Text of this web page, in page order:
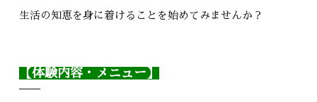
生活の知恵を身に着けることを始めてみませんか？
【体験内容・メニュー】